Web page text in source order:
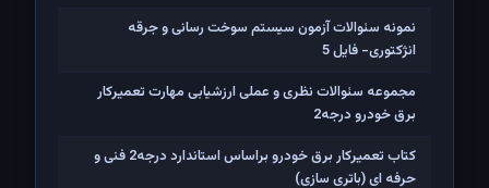
نمونه سئوالات آزمون سیستم سوخت رسانی و جرقه
انژکتوری- فایل 5
مجموعه سئوالات نظری و عملی ارزشیابی مهارت تعمیرکار
برق خودرو درجه2
کتاب تعمیرکار برق خودرو براساس استاندارد درجه2 فنی و
حرفه ای (باتری سازی)